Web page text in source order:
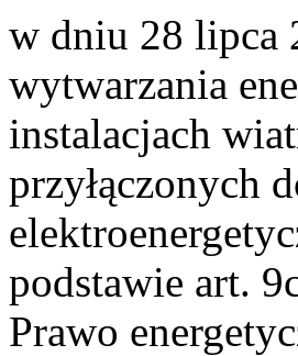
w dniu 28 lipca
wytwarzania
instalacjach
przyłączonych
podstawie art.
Prawo